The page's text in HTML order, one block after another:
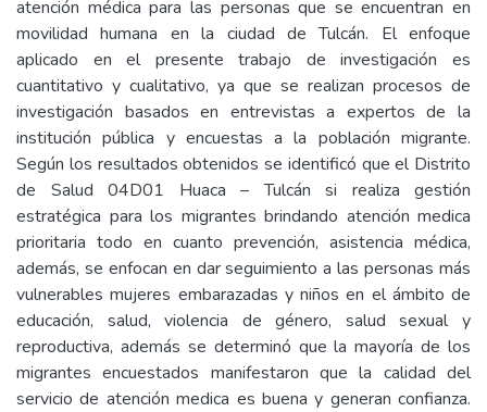
atención médica para las personas que se encuentran en
movilidad humana en la ciudad de Tulcán. El enfoque
aplicado en el presente trabajo de investigación es
cuantitativo y cualitativo, ya que se realizan procesos de
investigación basados en entrevistas a expertos de la
institución pública y encuestas a la población migrante.
Según los resultados obtenidos se identificó que el Distrito
de Salud 04D01 Huaca – Tulcán si realiza gestión
estratégica para los migrantes brindando atención medica
prioritaria todo en cuanto prevención, asistencia médica,
además, se enfocan en dar seguimiento a las personas más
vulnerables mujeres embarazadas y niños en el ámbito de
educación, salud, violencia de género, salud sexual y
reproductiva, además se determinó que la mayoría de los
migrantes encuestados manifestaron que la calidad del
servicio de atención medica es buena y generan confianza.